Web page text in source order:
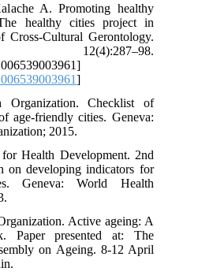
10. Keller IM, Kalache A. Promoting
aging in cities: The healthy cities
Europe. Journal of Cross-Cultural
1997;
[DOI:10.1023/A:1006539003961]
[DOI:10.1023/A:1006539003961
11. World health Organization.
essential features of age-friendly cities.
World Health Organization; 2015.
12. WHO Centre for Health
WHO consultation on developing
age-friendly cities. Geneva: World
Organization; 2013.
13. World health Organization. Active
policy framework. Paper presented
Second World Assembly on Ageing. 8-
2002; Madrid, Spain.